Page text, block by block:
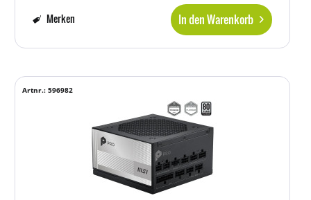
In den Warenkorb
Merken
Artnr.: 596982